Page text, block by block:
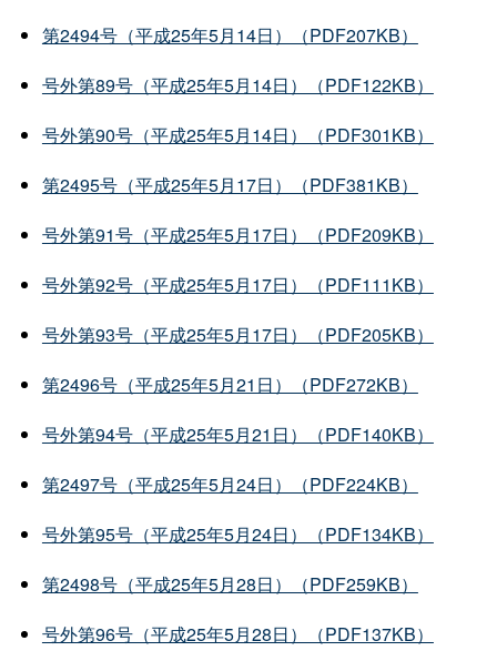
第2494号（平成25年5月14日）（PDF207KB）
号外第89号（平成25年5月14日）（PDF122KB）
号外第90号（平成25年5月14日）（PDF301KB）
第2495号（平成25年5月17日）（PDF381KB）
号外第91号（平成25年5月17日）（PDF209KB）
号外第92号（平成25年5月17日）（PDF111KB）
号外第93号（平成25年5月17日）（PDF205KB）
第2496号（平成25年5月21日）（PDF272KB）
号外第94号（平成25年5月21日）（PDF140KB）
第2497号（平成25年5月24日）（PDF224KB）
号外第95号（平成25年5月24日）（PDF134KB）
第2498号（平成25年5月28日）（PDF259KB）
号外第96号（平成25年5月28日）（PDF137KB）